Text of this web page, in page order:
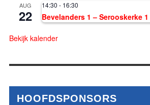
AUG
22
14:30 - 16:30
Bevelanders 1 – Serooskerke 1
Bekijk kalender
HOOFDSPONSORS